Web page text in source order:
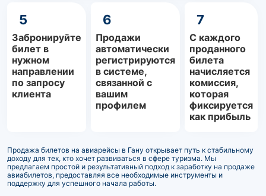
5
Забронируйте
билет в
нужном
направлении
по запросу
клиента
6
Продажи
автоматически
регистрируются
в системе,
связанной с
вашим
профилем
7
С каждого
проданного
билета
начисляется
комиссия,
которая
фиксируется
как прибыль
Продажа билетов на авиарейсы в Гану открывает путь к стабильному
доходу для тех, кто хочет развиваться в сфере туризма. Мы
предлагаем простой и результативный подход к заработку на продаже
авиабилетов, предоставляя все необходимые инструменты и
поддержку для успешного начала работы.